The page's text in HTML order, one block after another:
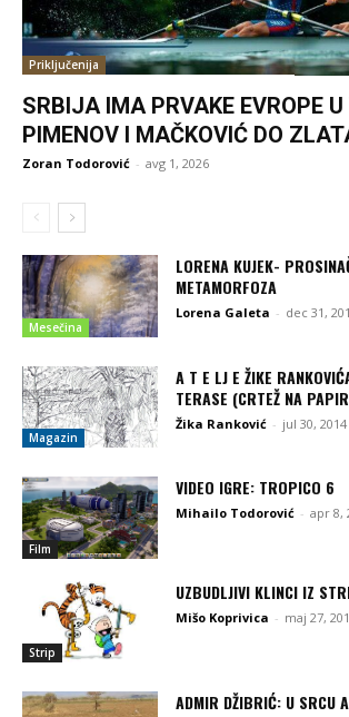
Priključenija
SRBIJA IMA PRVAKE EVROPE
PIMENOV I MAČKOVIĆ DO
Zoran Todorović - avg 1, 2026
Mesečina
LORENA KUJEK-
METAMORFOZA
Lorena Galeta - dec 31,
Magazin
A T E LJ E ŽIKE
TERASE (CRTEŽ NA
Žika Ranković - jul 30, 2014
Film
VIDEO IGRE: TROPICO 6
Mihailo Todorović - apr 8,
Strip
UZBUDLJIVI KLINCI IZ
Mišo Koprivica - maj 27,
ADMIR DŽIBRIĆ: U SRCU